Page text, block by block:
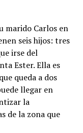
marido Carlos en
seis hijos: tres
irse del
Ester. Ella es
queda a dos
llegar en
la
de la zona que